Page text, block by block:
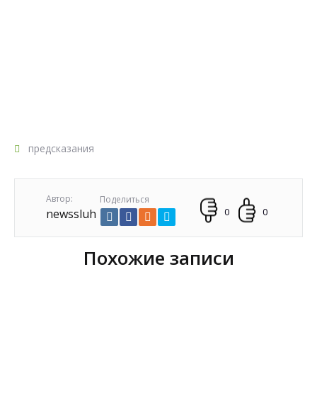
предсказания
Автор:
newssluh
Поделиться
0 0
Похожие записи